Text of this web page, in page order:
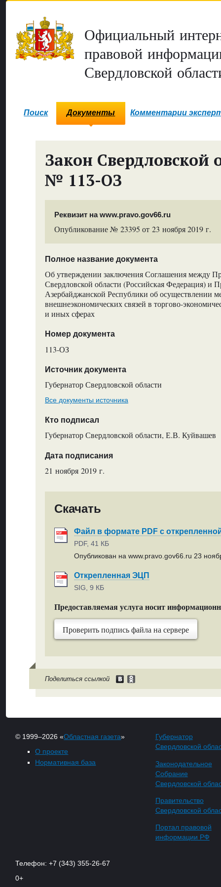
Официальный
правовой
Свердловской
Поиск Документы Комментарии
Закон Свердловской
№ 113-ОЗ
Реквизит на www.pravo.gov66.ru
Опубликование № 23395 от 23 ноября 2019 г.
Полное название документа
Об утверждении заключения Соглашения между
Свердловской области (Российская Федерация) и
Азербайджанской Республики об осуществлении
внешнеэкономических связей в торгово-
и иных сферах
Номер документа
113-ОЗ
Источник документа
Губернатор Свердловской области
Все документы источника
Кто подписал
Губернатор Свердловской области, Е.В. Куйвашев
Дата подписания
21 ноября 2019 г.
Скачать
Файл в формате PDF с
PDF, 41 КБ
Опубликован на www.pravo.gov66.ru 23
Открепленная ЭЦП
SIG, 9 КБ
Предоставляемая услуга носит
Проверить подпись файла на сервере
Поделиться ссылкой
© 1999–2026 «Областная газета»
О проекте
Нормативная база
Губернатор
Свердловской
Законодательное
Собрание
Свердловской
Правительство
Свердловской
Портал правовой
информации РФ
Телефон: +7 (343) 355-26-67
0+